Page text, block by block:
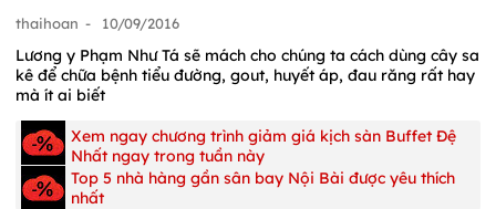
thaihoan - 10/09/2016
Lương y Phạm Như Tá sẽ mách cho chúng ta cách dùng cây sa
kê để chữa bệnh tiểu đường, gout, huyết áp, đau răng rất hay
mà ít ai biết
Xem ngay chương trình giảm giá kịch sàn Buffet Đệ
Nhất ngay trong tuần này
Top 5 nhà hàng gần sân bay Nội Bài được yêu thích
nhất